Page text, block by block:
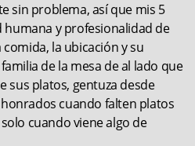
sin problema, así que mis 5
humana y profesionalidad de
la ubicación y su
de la mesa de al lado que
sus platos, gentuza desde
cuando falten platos
cuando viene algo de